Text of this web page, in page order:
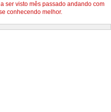
ser visto mês passado andando com
conhecendo melhor.